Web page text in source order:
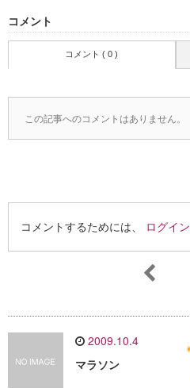
コメント
コメント ( 0 )
この記事へのコメントはありません。
コメントするためには、 ログイン
2009.10.4
マラソン